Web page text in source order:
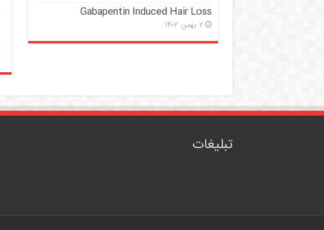
Gabapentin Induced Hair Loss
۲ بهمن ۱۴۰۲
تبلیغات